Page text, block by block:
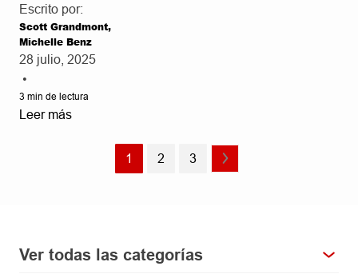
optimizar los procesos de suscripción, mejorar la experiencia del
cliente, impulsar el crecimiento del negocio y generar una ventaja
competitiva sostenible.
Escrito por:
Scott Grandmont,
Michelle Benz
28 julio, 2025
•
3 min de lectura
Leer más
1 2 3
Ver todas las categorías